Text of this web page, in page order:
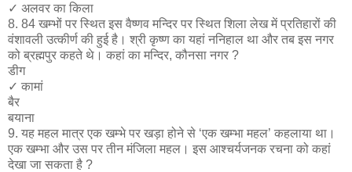
✓​ अलवर का किला
8. 84 खम्भों पर स्थित इस वैष्णव मन्दिर पर स्थित शिला लेख में प्रतिहारों की
वंशावली उत्कीर्ण की हुई है। श्री कृष्ण का यहां ननिहाल था और तब इस नगर
को ब्रह्मपुर कहते थे। कहां का मन्दिर, कौनसा नगर ?
डीग
✓​ कामां
बैर
बयाना
9. यह महल मात्र एक खम्भे पर खड़ा होने से ‘एक खम्भा महल’ कहलाया था।
एक खम्भा और उस पर तीन मंजिला महल। इस आश्चर्यजनक रचना को कहां
देखा जा सकता है ?